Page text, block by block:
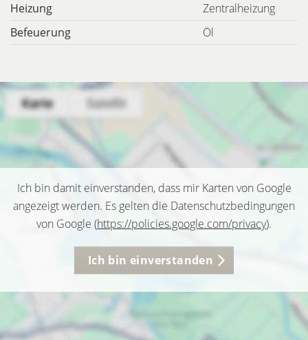
Heizung
Zentralheizung
Befeuerung
Öl
Ich bin damit einverstanden, dass mir Karten von Google
angezeigt werden. Es gelten die Datenschutzbedingungen
von Google (https://policies.google.com/privacy).
Ich bin einverstanden